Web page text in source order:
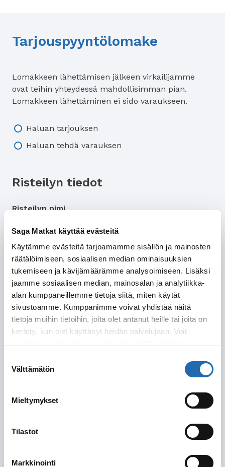
Saga Matkat käyttää evästeitä
Käytämme evästeitä tarjoamamme sisällön ja mainosten
räätälöimiseen, sosiaalisen median ominaisuuksien
tukemiseen ja kävijämäärämme analysoimiseen. Lisäksi
jaamme sosiaalisen median, mainosalan ja analytiikka-
alan kumppaneillemme tietoja siitä, miten käytät
sivustoamme. Kumppanimme voivat yhdistää näitä
tietoja muihin tietoihin, joita olet antanut heille tai joita on
kerätty, kun olet käyttänyt heidän palvelujaan. Voit
valinta
Välttämätön
Mieltymykset
Tilastot
Markkinointi
Tarjouspyyntölomake
Lomakkeen lähettämisen jälkeen virkailijamme
ovat teihin yhteydessä mahdollisimman pian.
Lomakkeen lähettäminen ei sido varaukseen.
Tarjous/varaus
Haluan tarjouksen
Haluan tehdä varauksen
Risteilyn tiedot
Risteilyn nimi
Lähtöpäivä
Joustoa
matkustuspäivissä
Matkustuspäivissä on joustoa (kerro
tarkemmin alla)
Laiva